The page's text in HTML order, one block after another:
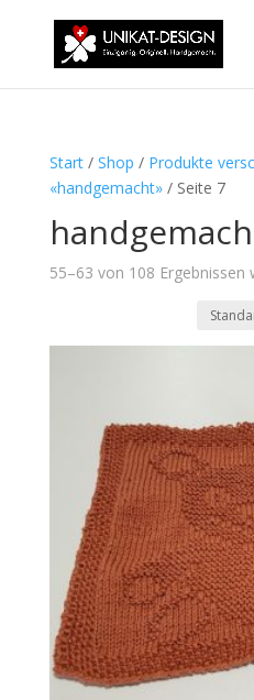
Start/ Shop / Produkte
«handgemacht»/ Seite 7
55–63 von 108 Ergebnissen